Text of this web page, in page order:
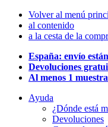
Volver al menú
al contenido
a la cesta de la
España: envío
Devoluciones
Al menos 1
Ayuda
¿Dónde está
Devoluciones